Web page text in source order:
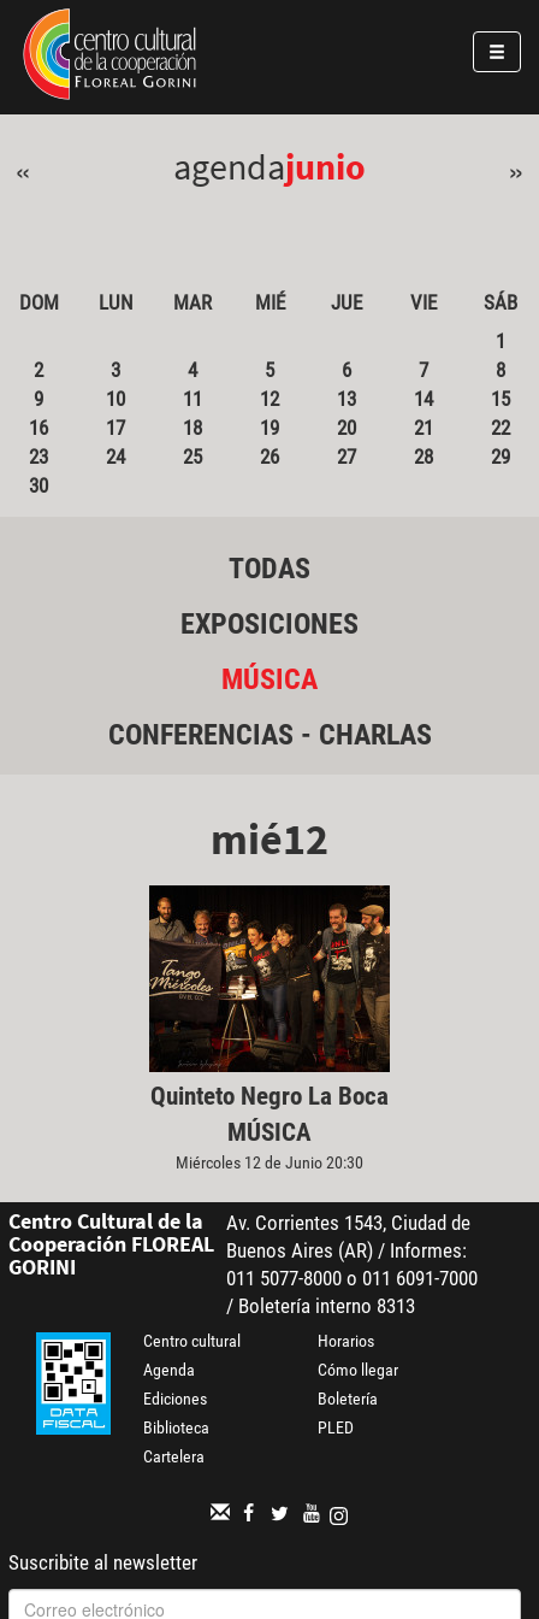
Pasar al contenido principal
Jump to main content
« agendajunio »
DOM LUN MAR MIÉ JUE VIE
SÁB
1
2
3 4 5 6 7
8
9
10 11 12 13 14
15
16
17 18 19 20 21
22
23
24 25 26 27 28
29
30
TODAS
EXPOSICIONES
MÚSICA
CONFERENCIAS - CHARLAS
mié12
Quinteto Negro La Boca
MÚSICA
Miércoles 12 de Junio 20:30
Centro Cultural de la
Cooperación FLOREAL
GORINI
Av. Corrientes 1543, Ciudad de
Buenos Aires (AR) / Informes:
011 5077-8000 o 011 6091-7000
/ Boletería interno 8313
Centro cultural
Agenda
Ediciones
Biblioteca
Cartelera
Horarios
Cómo llegar
Boletería
PLED
Suscribite al newsletter